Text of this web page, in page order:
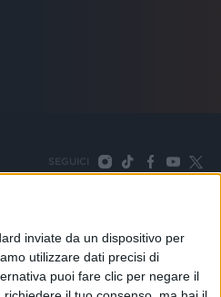
inviate da un dispositivo per
utilizzare dati precisi di
puoi fare clic per negare il
SEGUICI
254441 | Fax +39
TORNA SU